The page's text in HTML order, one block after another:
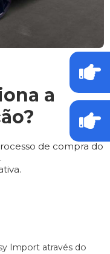
a
de compra do
Import através do